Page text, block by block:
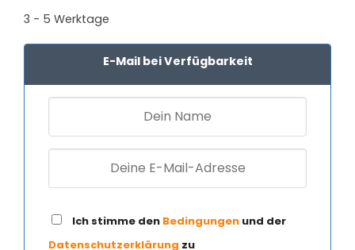
3 - 5 Werktage
E-Mail bei Verfügbarkeit
Ich stimme den Bedingungen und der
Datenschutzerklärung zu